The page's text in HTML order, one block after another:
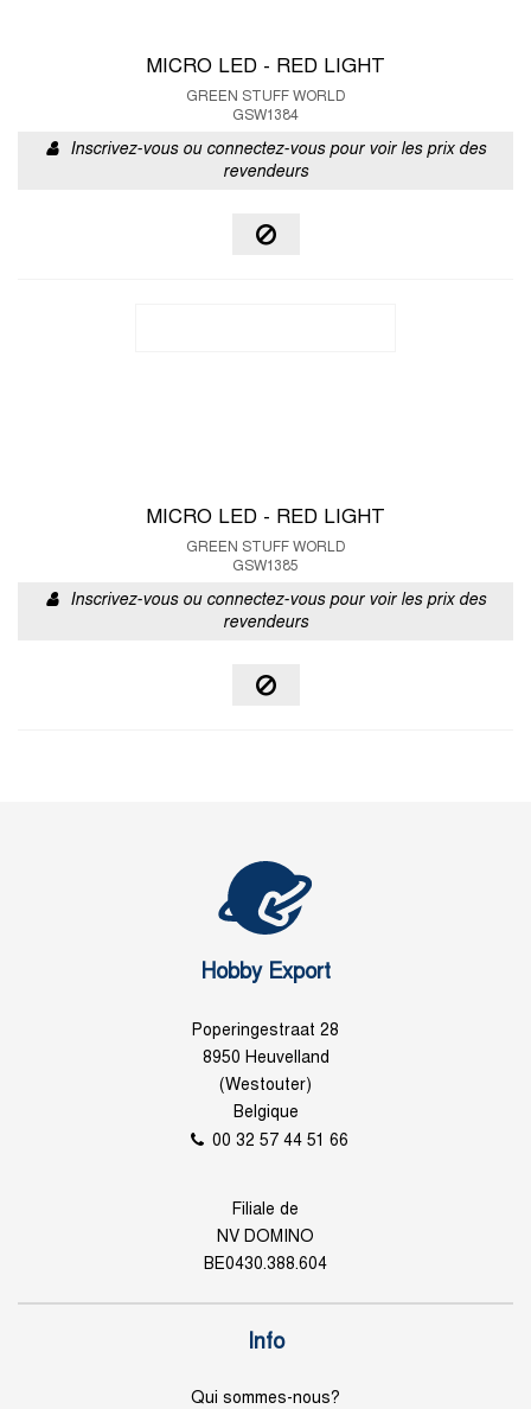
MICRO LED - RED LIGHT
GREEN STUFF WORLD
GSW1384
Inscrivez-vous ou connectez-vous pour voir les prix des
revendeurs
MICRO LED - RED LIGHT
GREEN STUFF WORLD
GSW1385
Inscrivez-vous ou connectez-vous pour voir les prix des
revendeurs
Hobby Export
Poperingestraat 28
8950 Heuvelland
(Westouter)
Belgique
00 32 57 44 51 66
Filiale de
NV DOMINO
BE0430.388.604
Info
Qui sommes-nous?